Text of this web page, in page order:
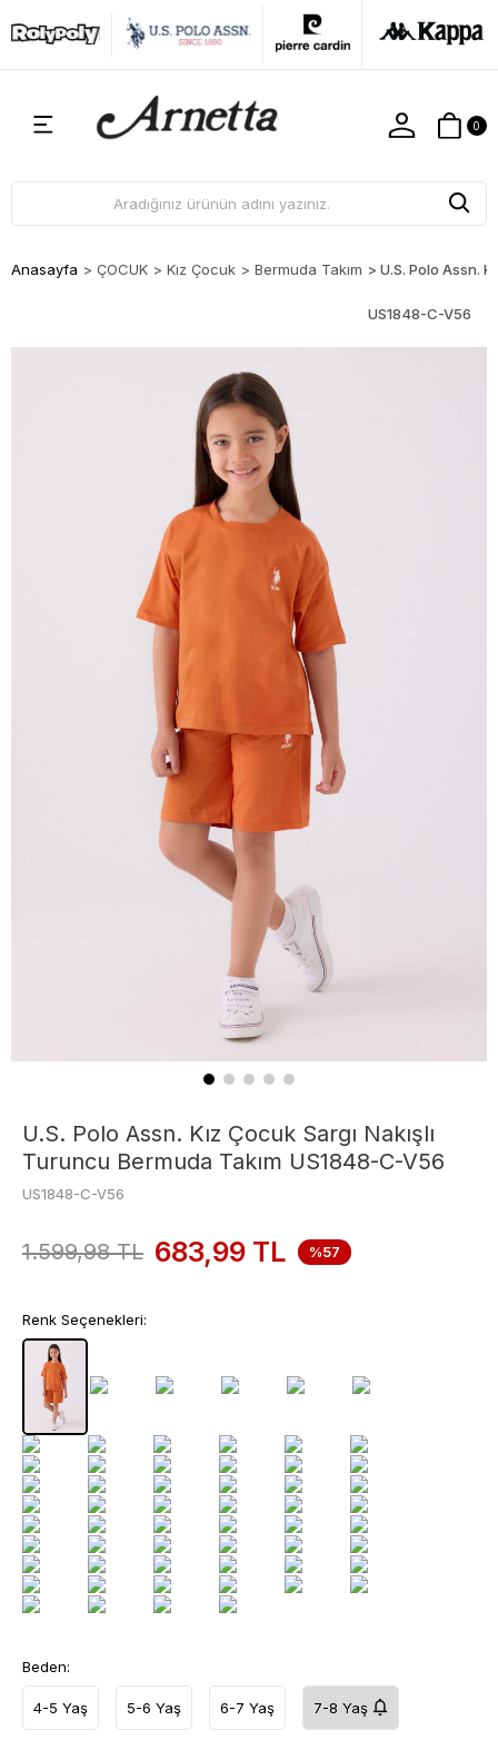
0
Anasayfa > ÇOCUK > Kız Çocuk > Bermuda Takım > U.S. Polo Assn.
US1848-C-V56
U.S. Polo Assn. Kız Çocuk Sargı Nakışlı
Turuncu Bermuda Takım US1848-C-V56
US1848-C-V56
1.599,98TL 683,99 TL %57
Renk Seçenekleri:
Beden:
4-5 Yaş 5-6 Yaş 6-7 Yaş 7-8 Yaş